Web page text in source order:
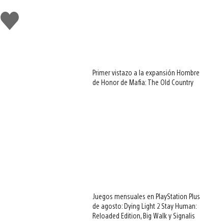
Me
gusta
Primer vistazo a la expansión Hombre
de Honor de Mafia: The Old Country
Juegos mensuales en PlayStation Plus
de agosto: Dying Light 2 Stay Human:
Reloaded Edition, Big Walk y Signalis